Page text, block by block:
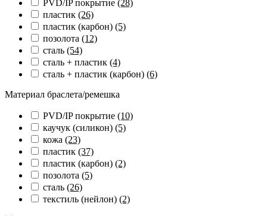
PVD/IP покрытие (28)
пластик (26)
пластик (карбон) (5)
позолота (12)
сталь (54)
сталь + пластик (4)
сталь + пластик (карбон) (6)
Материал браслета/ремешка
PVD/IP покрытие (10)
каучук (силикон) (5)
кожа (23)
пластик (37)
пластик (карбон) (2)
позолота (5)
сталь (26)
текстиль (нейлон) (2)